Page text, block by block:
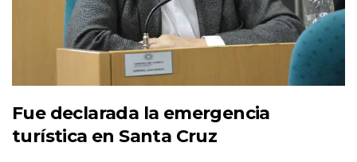
Fue declarada la emergencia
turística en Santa Cruz